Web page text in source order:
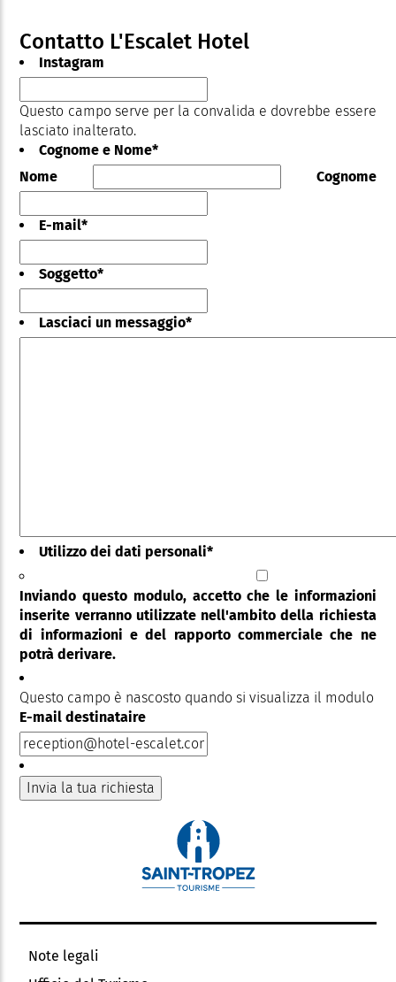
Contatto L'Escalet Hotel
Instagram
Questo campo serve per la convalida e dovrebbe essere
lasciato inalterato.
Cognome e Nome*
Nome
Cognome
E-mail*
Soggetto*
Lasciaci un messaggio*
Utilizzo dei dati personali*
Inviando questo modulo, accetto che le informazioni
inserite verranno utilizzate nell'ambito della richiesta
di informazioni e del rapporto commerciale che ne
potrà derivare.
Questo campo è nascosto quando si visualizza il modulo
E-mail destinataire
Note legali